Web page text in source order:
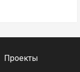
Проекты